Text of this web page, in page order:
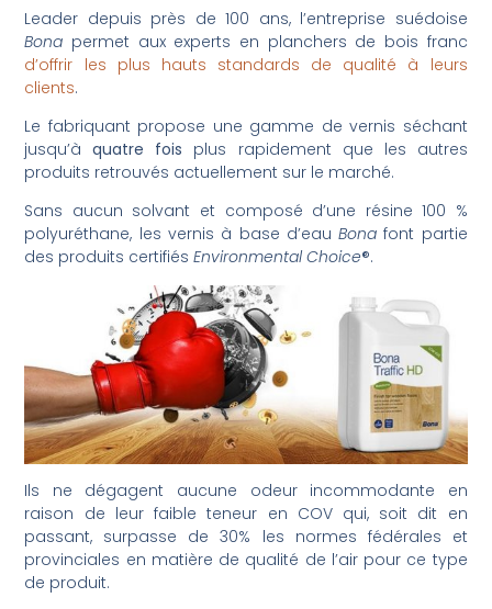
Leader depuis près de 100 ans, l’entreprise suédoise
Bona permet aux experts en planchers de bois franc
d’offrir les plus hauts standards de qualité à leurs
clients.
Le fabriquant propose une gamme de vernis séchant
jusqu’àquatre fois plus rapidement que les autres
produits retrouvés actuellement sur le marché.
Sans aucun solvant et composé d’une résine 100 %
polyuréthane, les vernis à base d’eauBona font partie
des produits certifiésEnvironmental Choice®.
Ils ne dégagent aucune odeur incommodante en
raison de leur faible teneur en COV qui, soit dit en
passant, surpasse de 30% les normes fédérales et
provinciales en matière de qualité de l’air pour ce type
de produit.